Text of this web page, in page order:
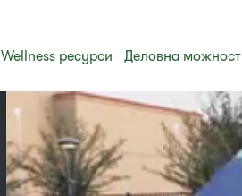
Wellness ресурси Деловна можност